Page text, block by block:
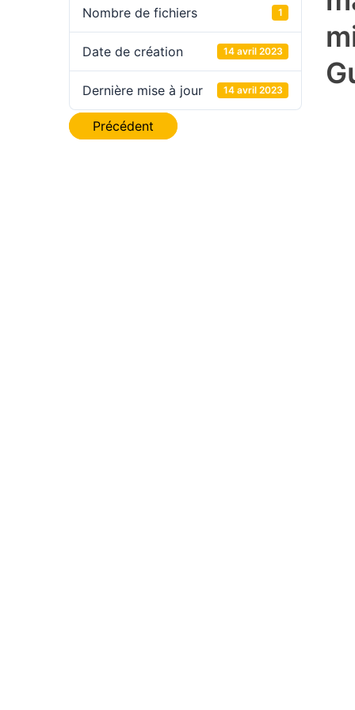
Nombre de fichiers 1
Date de création 14 avril 2023
Dernière mise à jour 14 avril 2023
Navigation
Précédent